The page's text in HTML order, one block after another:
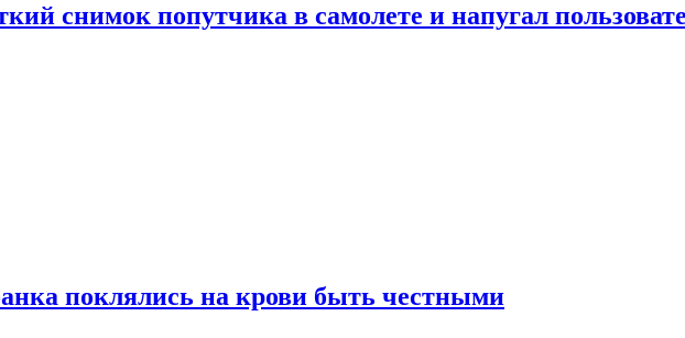
снимок попутчика в самолете и напугал
поклялись на крови быть честными